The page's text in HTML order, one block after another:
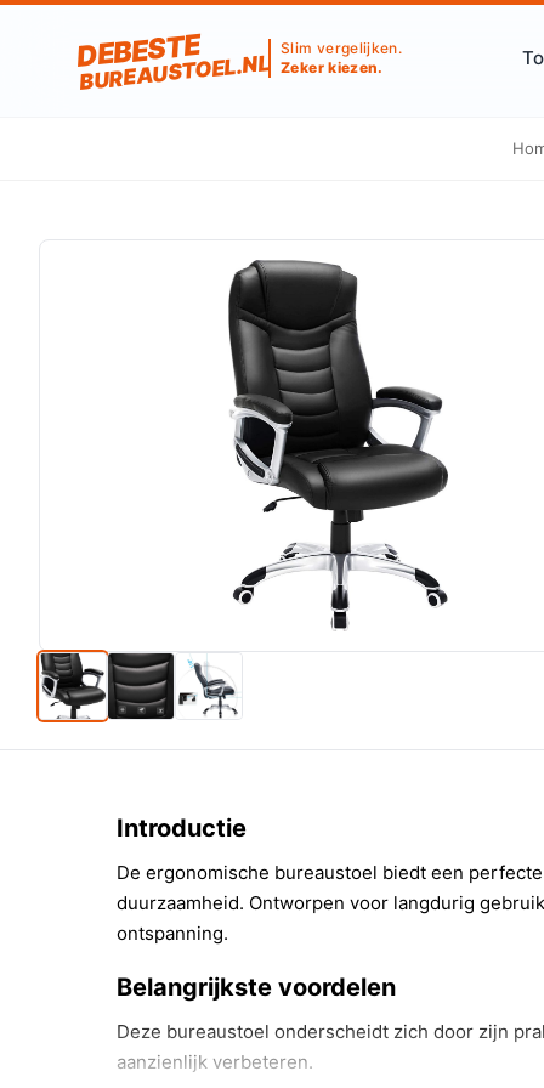
DEBESTE
BUREAUSTOEL.NL
Slim vergelijken.
Zeker kiezen.
Introductie
De ergonomische bureaustoel biedt een
duurzaamheid. Ontworpen voor langdurig
ontspanning.
Belangrijkste voordelen
Deze bureaustoel onderscheidt zich door zijn
aanzienlijk verbeteren.